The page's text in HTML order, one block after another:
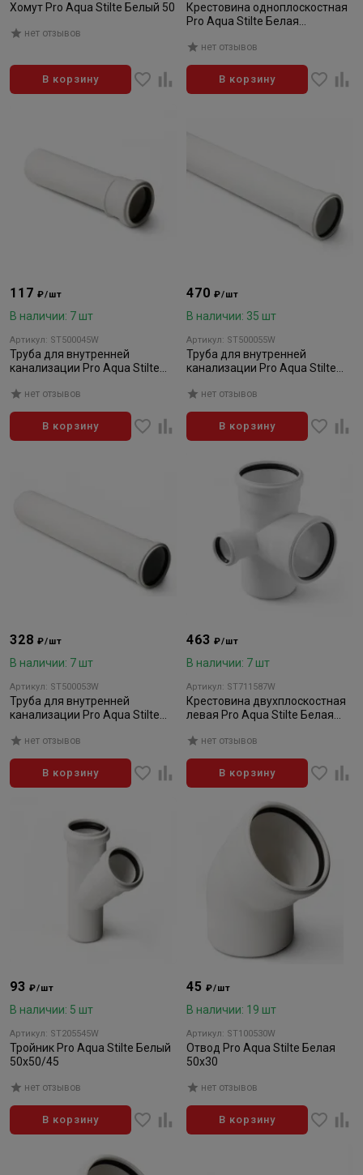
Хомут Pro Aqua Stilte Белый 50
нет отзывов
В корзину
Крестовина одноплоскостная
Pro Aqua Stilte Белая
нет отзывов
В корзину
117₽/шт
В наличии: 7 шт
Артикул: ST500045W
Труба для внутренней
канализации Pro Aqua Stilte
нет отзывов
В корзину
470₽/шт
В наличии: 35 шт
Артикул: ST500055W
Труба для внутренней
канализации Pro Aqua Stilte
нет отзывов
В корзину
328₽/шт
В наличии: 7 шт
Артикул: ST500053W
Труба для внутренней
канализации Pro Aqua Stilte
нет отзывов
В корзину
463₽/шт
В наличии: 7 шт
Артикул: ST711587W
Крестовина двухплоскостная
левая Pro Aqua Stilte Белая
нет отзывов
В корзину
93₽/шт
В наличии: 5 шт
Артикул: ST205545W
Тройник Pro Aqua Stilte Белый
50x50/45
нет отзывов
В корзину
45₽/шт
В наличии: 19 шт
Артикул: ST100530W
Отвод Pro Aqua Stilte Белая
50х30
нет отзывов
В корзину